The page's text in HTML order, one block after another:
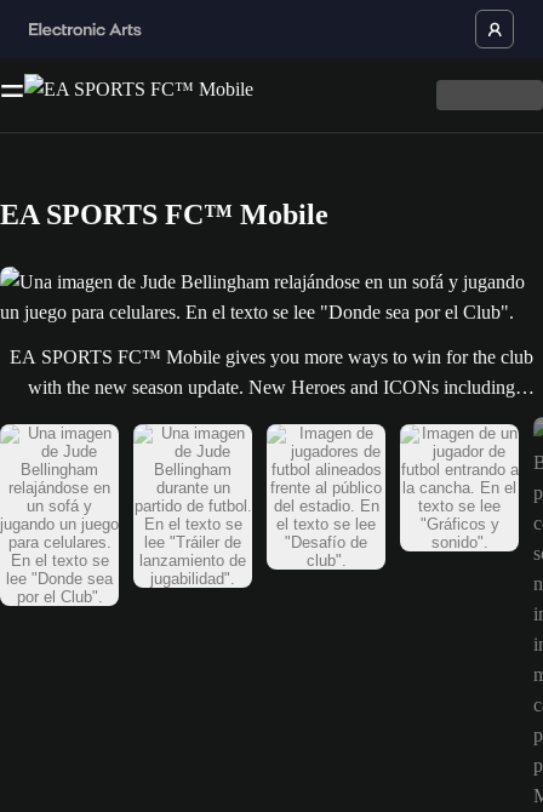
EA SPORTS FC™ Mobile
Una imagen de Jude Bellingham relajándose en un sofá y jugando un
EA SPORTS FC™ Mobile gives you more ways to win for the club
with the new season update. New Heroes and ICONs including
Gianluigi Buffon, Gareth Bale, and Lilian Thuram have been added to
an updated roster of 18,000+ players across 690+ teams and over 30
leagues. New features include Club Challenge, allowing you to step
into the shoes of your favourite LALIGA EA SPORTS and Premier
League teams. Watch the launch trailer and step onto the pitch today.
Android/Google Play: https://fcmobile.sng.link/Dn1ol/fmnz iOS/App
Store: https://fcmobile.sng.link/Dn1ol/fmnz Follow us on Instagram: